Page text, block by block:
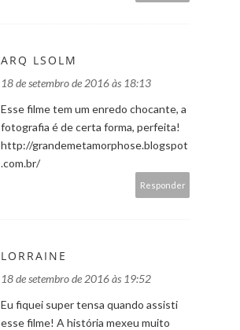
ARQ LSOLM
18 de setembro de 2016 às 18:13
Esse filme tem um enredo chocante, a
fotografia é de certa forma, perfeita!
http://grandemetamorphose.blogspot
.com.br/
Responder
LORRAINE
18 de setembro de 2016 às 19:52
Eu fiquei super tensa quando assisti
esse filme! A história mexeu muito